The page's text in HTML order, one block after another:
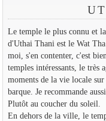
Le temple le plus connu et
d'Uthai Thani est le Wat
moi, s'en contenter, c'est
temples intéressants, le très
moments de la vie locale
barque. Je recommande
Plutôt au coucher du soleil.
En dehors de la ville, le